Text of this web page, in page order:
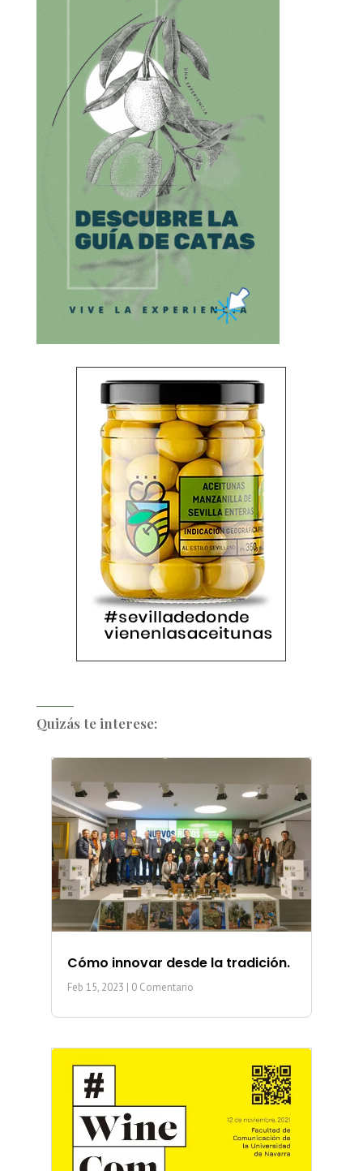
Quizás te interese:
Cómo innovar desde la tradición.
Feb 15, 2023 | 0 Comentario